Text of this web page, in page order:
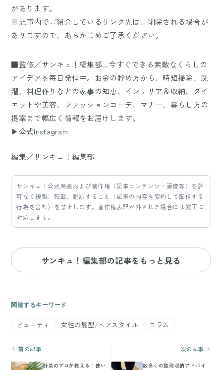
があります。
※記事内でご紹介しているリンク先は、削除される場合が
ありますので、あらかじめご了承ください。
■監修／サンキュ！編集部…今すぐできる素敵なくらしの
アイデアを毎日発信中。お金の貯め方から、時短掃除、洗
濯、料理作りなどの家事の知恵、インテリア＆収納、ダイ
エットや美容、ファッションコーデ、マナー、暮らし方の
提案まで幅広く情報をお届けします。
▶公式Instagram
編集／サンキュ！編集部
サンキュ！公式発表および著作権（記事コンテンツ・画像等）を許
可なく複製、転載、翻訳すること（記事の内容を要約して配信する
行為を含む）を禁止します。著作権表記が外された場合には厳正に
対処します。
サンキュ！編集部の記事をもっと見る
関連するキーワード
ビューティ 女性の髪型/ヘアスタイル コラム
前の記事
野菜のプロが教える！使い
次の記事
数多くの整理収納アドバイ